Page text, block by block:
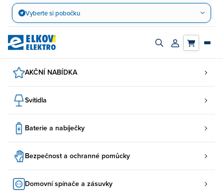
Přejít
obsah
Vyberte si pobočku
Zapnout/vypnout
Přihlásit/
AKČNÍ NABÍDKA
Svítidla
Baterie a nabíječky
Bezpečnost a ochranné pomůcky
Domovní spínače a zásuvky